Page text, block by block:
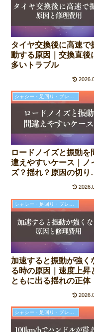
タイヤ交換後に高速で
動する原因｜交換直後
多いトラブル
ロードノイズと振動を
違えやすいケース｜ノ
ズ？揺れ？原因の切り
シャシー・足回り・ブレーキの故障と修理費用
加速すると振動が強く
る時の原因｜速度上昇
ともに出る揺れの正体